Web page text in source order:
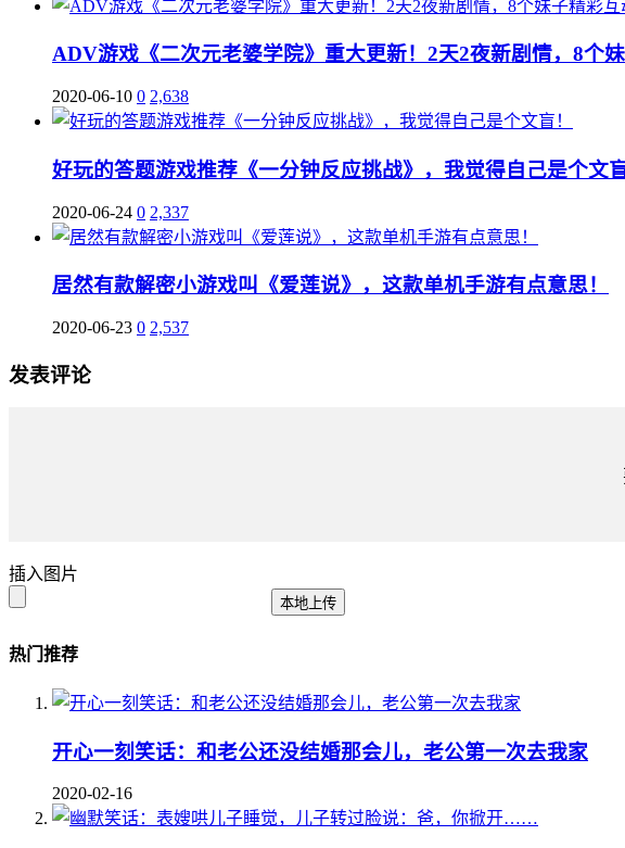
ADV游戏《二次元老婆学院》重大更新！2天2夜新剧情，8个妹
2020-06-10 0 2,638
好玩的答题游戏推荐《一分钟反应挑战》，我觉得自己是个文盲
2020-06-24 0 2,337
居然有款解密小游戏叫《爱莲说》，这款单机手游有点意思！
2020-06-23 0 2,537
发表评论
插入图片
本地上传
热门推荐
开心一刻笑话：和老公还没结婚那会儿，老公第一次去我家
2020-02-16